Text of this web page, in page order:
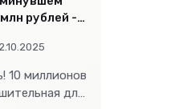
/ Работа и образование /
рублей -
10 миллионов
для